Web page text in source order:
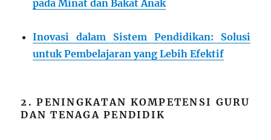
pada Minat dan Bakat Anak
Inovasi dalam Sistem Pendidikan: Solusi
untuk Pembelajaran yang Lebih Efektif
2. PENINGKATAN KOMPETENSI GURU
DAN TENAGA PENDIDIK